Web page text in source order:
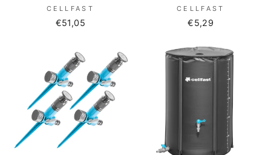
CELLFAST
€51,05
CELLFAST
€5,29